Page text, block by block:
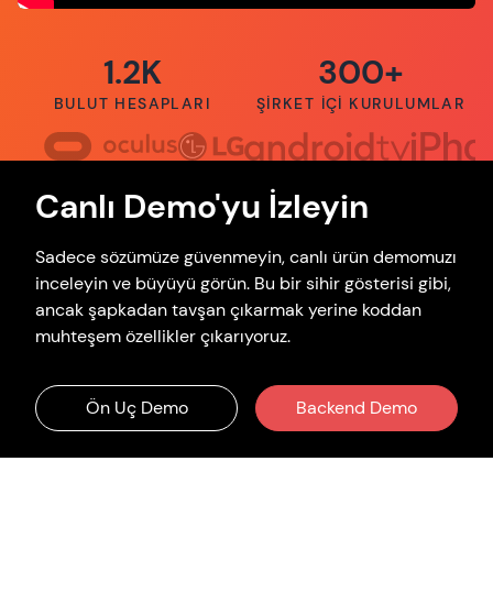
1.2K
BULUT HESAPLARI
300+
ŞIRKET İÇI KURULUMLAR
Canlı Demo'yu İzleyin
Sadece sözümüze güvenmeyin, canlı ürün demomuzı
inceleyin ve büyüyü görün. Bu bir sihir gösterisi gibi,
ancak şapkadan tavşan çıkarmak yerine koddan
muhteşem özellikler çıkarıyoruz.
Ön Uç Demo Backend Demo